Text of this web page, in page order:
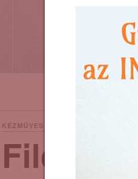
KÉZMŰVES TECHNIKÁK
Filcvarázs